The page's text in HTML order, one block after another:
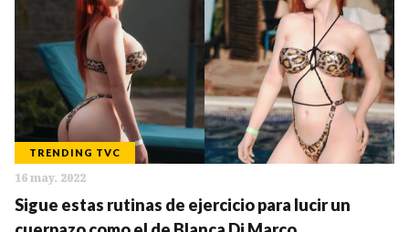
TRENDING TVC
16 may. 2022
Sigue estas rutinas de ejercicio para lucir un